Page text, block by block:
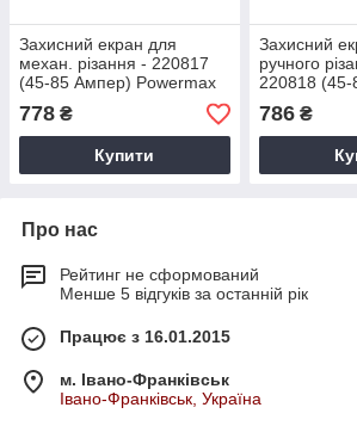
Захисний екран для
механ. різання - 220817
(45-85 Ампер) Powermax
65/85
778 ₴
Купити
Захисний
ручного
220818
Powermax
786₴
Про нас
Рейтинг не сформований
Менше 5 відгуків за останній рік
Працює з 16.01.2015
м. Івано-Франківськ
Івано-Франківськ, Україна